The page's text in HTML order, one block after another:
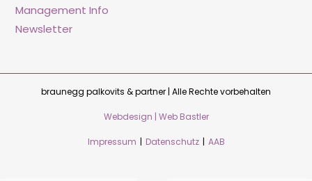
Management Info
Newsletter
braunegg palkovits & partner | Alle Rechte vorbehalten
Webdesign | Web Bastler
Impressum | Datenschutz | AAB